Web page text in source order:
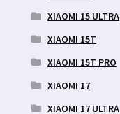
XIAOMI 15 ULTRA
XIAOMI 15T
XIAOMI 15T PRO
XIAOMI 17
XIAOMI 17 ULTRA